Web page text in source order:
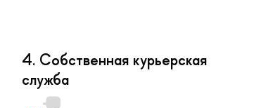
4. Собственная курьерская
служба